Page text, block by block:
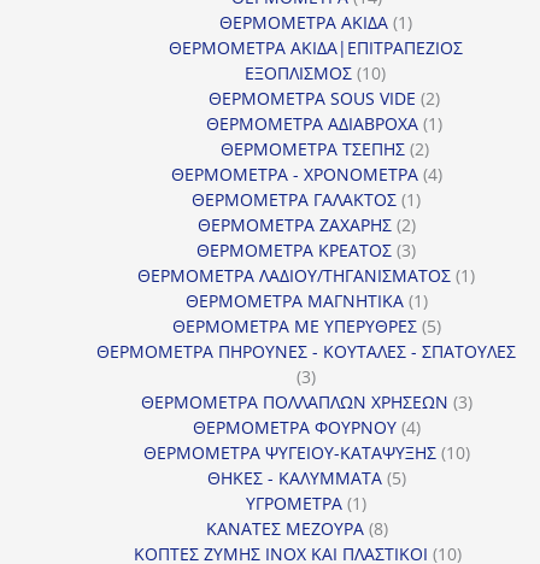
προϊόντα
ΘΕΡΜΟΜΕΤΡΑ ΑΚΙΔΑ 11
προϊόν
ΘΕΡΜΟΜΕΤΡΑ ΑΚΙΔΑ|ΕΠΙΤΡΑΠΕΖΙΟΣ
ΕΞΟΠΛΙΣΜΟΣ 1010
προϊόντα
ΘΕΡΜΟΜΕΤΡΑ SOUS VIDE 22
προϊόντα
ΘΕΡΜΟΜΕΤΡΑ ΑΔΙΑΒΡΟΧΑ 11
ΘΕΡΜΟΜΕΤΡΑ ΤΣΕΠΗΣ 22
προϊόντα
ΘΕΡΜΟΜΕΤΡΑ - ΧΡΟΝΟΜΕΤΡΑ 44
ΘΕΡΜΟΜΕΤΡΑ ΓΑΛΑΚΤΟΣ 11
προϊόν
ΘΕΡΜΟΜΕΤΡΑ ΖΑΧΑΡΗΣ 22
προϊόντα
ΘΕΡΜΟΜΕΤΡΑ ΚΡΕΑΤΟΣ 33
προϊόντα
ΘΕΡΜΟΜΕΤΡΑ ΛΑΔΙΟΥ/ΤΗΓΑΝΙΣΜΑΤΟΣ 11
ΘΕΡΜΟΜΕΤΡΑ ΜΑΓΝΗΤΙΚΑ 11
προϊόν
ΘΕΡΜΟΜΕΤΡΑ ΜΕ ΥΠΕΡΥΘΡΕΣ 55
προϊόντα
ΘΕΡΜΟΜΕΤΡΑ ΠΗΡΟΥΝΕΣ - ΚΟΥΤΑΛΕΣ - ΣΠΑΤΟΥΛΕΣ
33
προϊόντα
ΘΕΡΜΟΜΕΤΡΑ ΠΟΛΛΑΠΛΩΝ ΧΡΗΣΕΩΝ 33
ΘΕΡΜΟΜΕΤΡΑ ΦΟΥΡΝΟΥ 44
προϊόντα
ΘΕΡΜΟΜΕΤΡΑ ΨΥΓΕΙΟΥ-ΚΑΤΑΨΥΞΗΣ 1010
ΘΗΚΕΣ - ΚΑΛΥΜΜΑΤΑ 55
ΥΓΡΟΜΕΤΡΑ 11
προϊόν
ΚΑΝΑΤΕΣ ΜΕΖΟΥΡΑ 88
προϊόντα
ΚΟΠΤΕΣ ΖΥΜΗΣ INOX ΚΑΙ ΠΛΑΣΤΙΚΟΙ 1010